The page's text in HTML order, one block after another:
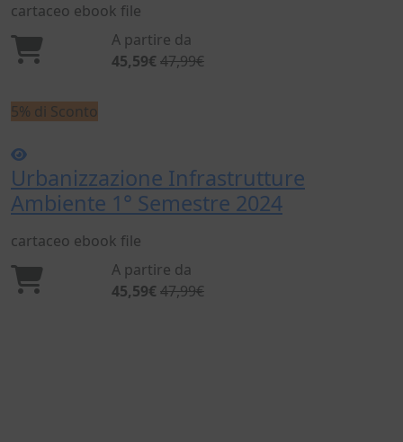
cartaceo ebook file
A partire da
45,59€ 47,99€
5% di Sconto
Urbanizzazione Infrastrutture
Ambiente 1° Semestre 2024
cartaceo ebook file
A partire da
45,59€ 47,99€